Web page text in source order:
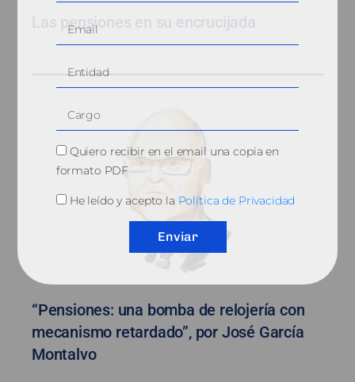
Las pensiones en su encrucijada
“Pensiones: una bomba de relojería con
mecanismo retardado”, por José García
Montalvo
Quiero recibir en el email una copia en
formato PDF
He leído y acepto la Política de Privacidad
Enviar